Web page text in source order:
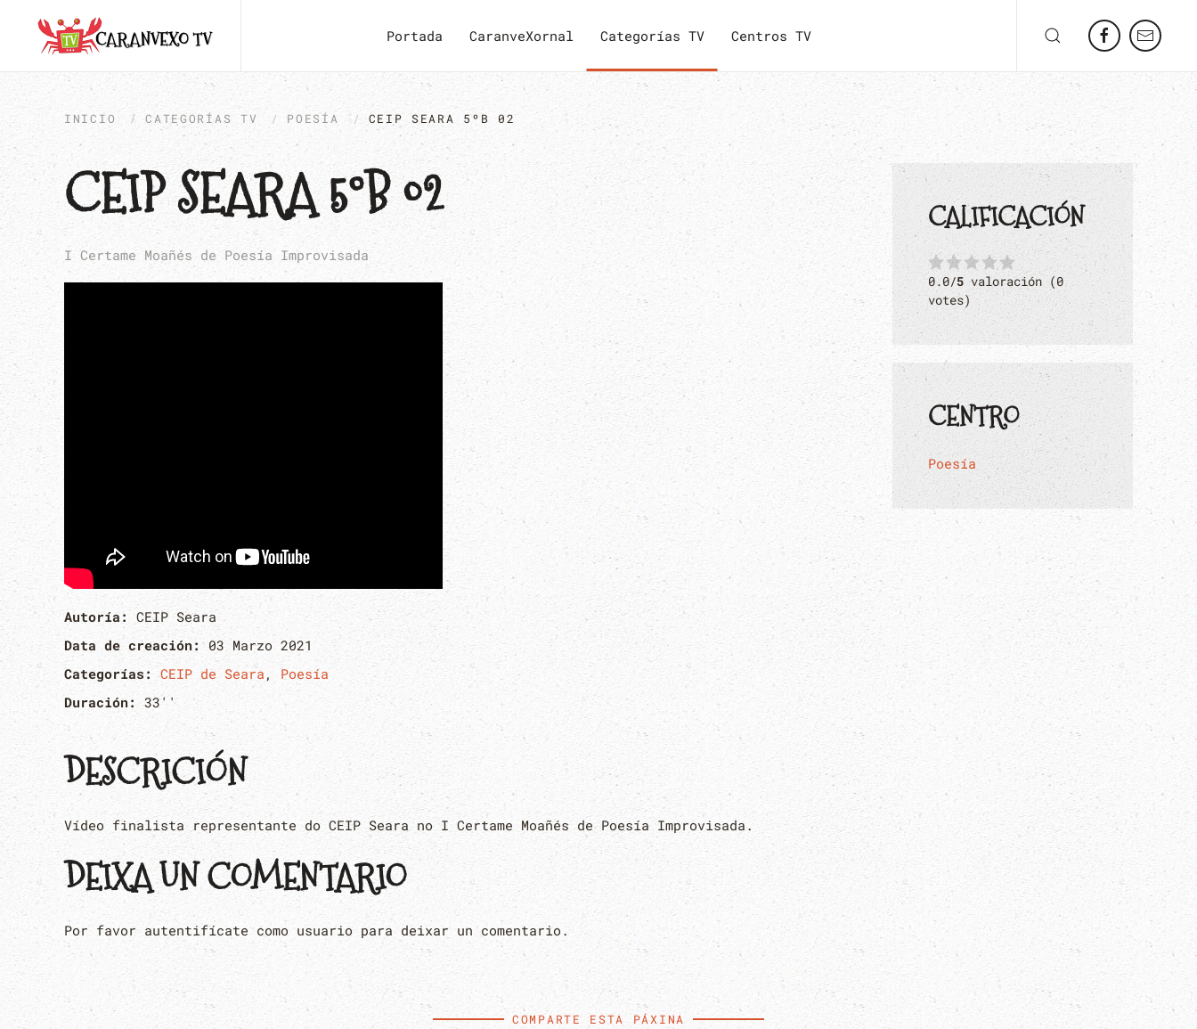
Portada CaranveXornal Categorías TV Centros TV
INICIO CATEGORÍAS TV POESÍA CEIP SEARA 5ºB 02
CEIP SEARA 5ºB 02
I Certame Moañés de Poesía Improvisada
Autoría: CEIP Seara
Data de creación: 03 Marzo 2021
Categorías:CEIP de Seara, Poesía
Duración: 33''
DESCRICIÓN
Vídeo finalista representante do CEIP Seara no I Certame Moañés de Poesía Improvisada.
CALIFICACIÓN
0.0/5 valoración (0
votes)
CENTRO
Poesía
DEIXA UN COMENTARIO
Por favor autentifícate como usuario para deixar un comentario.
COMPARTE ESTA PÁXINA